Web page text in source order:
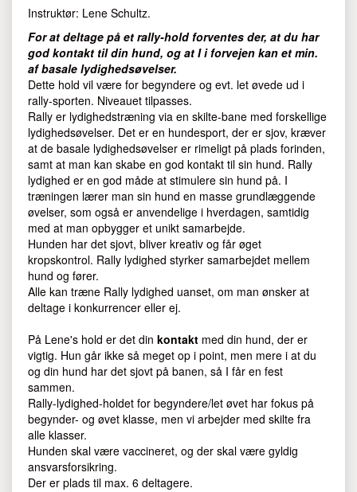
Instruktør: Lene Schultz.
For at deltage på et rally-hold forventes der, at du har
god kontakt til din hund, og at I i forvejen kan et min.
af basale lydighedsøvelser.
Dette hold vil være for begyndere og evt. let øvede ud i
rally-sporten. Niveauet tilpasses.
Rally er lydighedstræning via en skilte-bane med forskellige
lydighedsøvelser. Det er en hundesport, der er sjov, kræver
at de basale lydighedsøvelser er rimeligt på plads forinden,
samt at man kan skabe en god kontakt til sin hund. Rally
lydighed er en god måde at stimulere sin hund på. I
træningen lærer man sin hund en masse grundlæggende
øvelser, som også er anvendelige i hverdagen, samtidig
med at man opbygger et unikt samarbejde.
Hunden har det sjovt, bliver kreativ og får øget
kropskontrol. Rally lydighed styrker samarbejdet mellem
hund og fører.
Alle kan træne Rally lydighed uanset, om man ønsker at
deltage i konkurrencer eller ej.
På Lene's hold er det din kontakt med din hund, der er
vigtig. Hun går ikke så meget op i point, men mere i at du
og din hund har det sjovt på banen, så I får en fest
sammen.
Rally-lydighed-holdet for begyndere/let øvet har fokus på
begynder- og øvet klasse, men vi arbejder med skilte fra
alle klasser.
Hunden skal være vaccineret, og der skal være gyldig
ansvarsforsikring.
Der er plads til max. 6 deltagere.